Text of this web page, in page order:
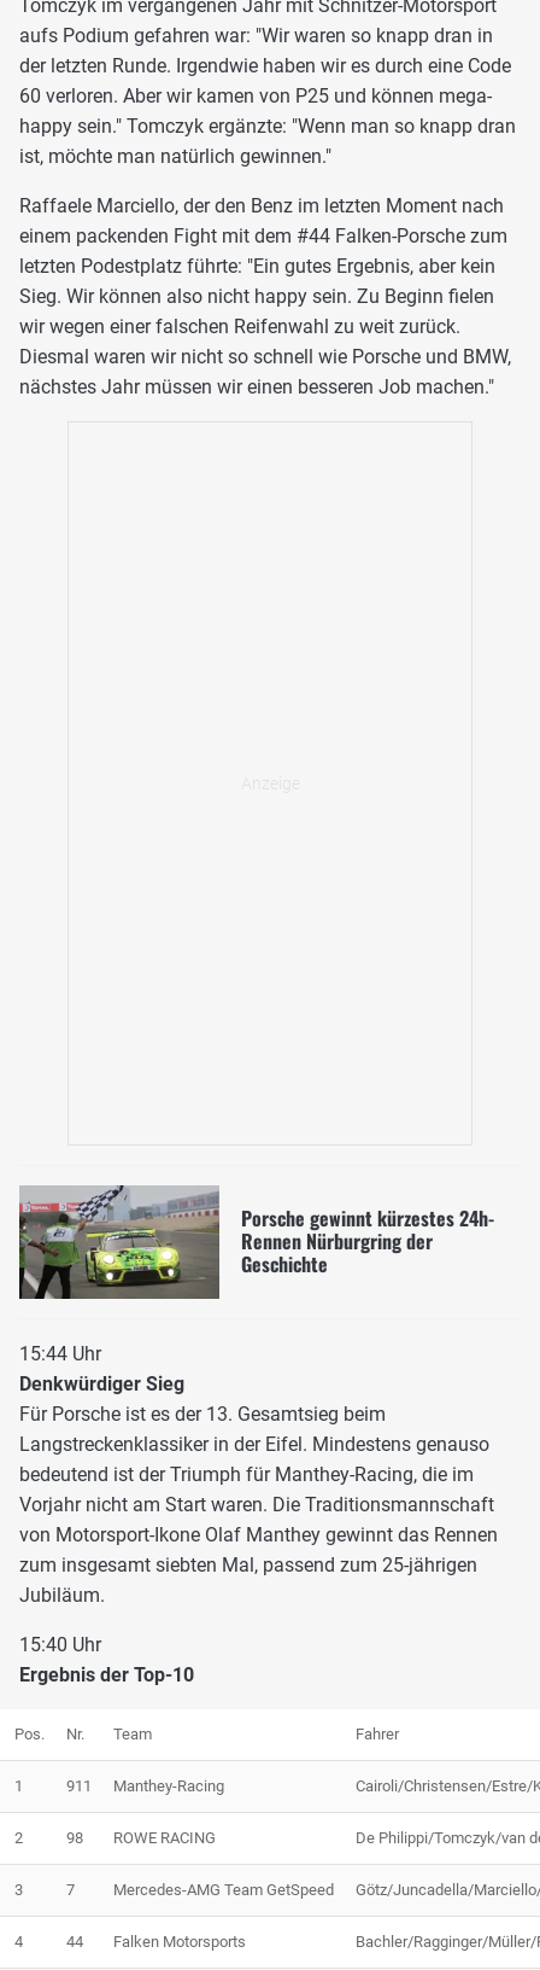
Tomczyk im vergangenen Jahr mit Schnitzer-Motorsport
aufs Podium gefahren war: "Wir waren so knapp dran in
der letzten Runde. Irgendwie haben wir es durch eine Code
60 verloren. Aber wir kamen von P25 und können mega-
happy sein." Tomczyk ergänzte: "Wenn man so knapp dran
ist, möchte man natürlich gewinnen."
Raffaele Marciello, der den Benz im letzten Moment nach
einem packenden Fight mit dem #44 Falken-Porsche zum
letzten Podestplatz führte: "Ein gutes Ergebnis, aber kein
Sieg. Wir können also nicht happy sein. Zu Beginn fielen
wir wegen einer falschen Reifenwahl zu weit zurück.
Diesmal waren wir nicht so schnell wie Porsche und BMW,
nächstes Jahr müssen wir einen besseren Job machen."
Porsche gewinnt kürzestes 24h-
Rennen Nürburgring der
Geschichte
15:44 Uhr
Denkwürdiger Sieg
Für Porsche ist es der 13. Gesamtsieg beim
Langstreckenklassiker in der Eifel. Mindestens genauso
bedeutend ist der Triumph für Manthey-Racing, die im
Vorjahr nicht am Start waren. Die Traditionsmannschaft
von Motorsport-Ikone Olaf Manthey gewinnt das Rennen
zum insgesamt siebten Mal, passend zum 25-jährigen
Jubiläum.
15:40 Uhr
Ergebnis der Top-10
Pos. Nr. Team Fahrer
1 911 Manthey-Racing Cairoli/Christensen/Estre/
2 98 ROWE RACING De Philippi/Tomczyk/van
3 7 Mercedes-AMG Team GetSpeed Götz/Juncadella/
4 44 Falken Motorsports Bachler/Ragginger/